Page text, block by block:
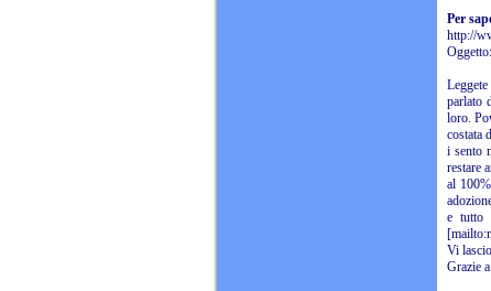
Per
http://
parlato
loro.
costata
i sento
restare
al
e tutto
Vi
Grazie